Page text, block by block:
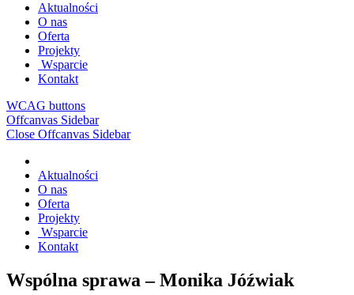
Aktualności
O nas
Oferta
Projekty
Wsparcie
Kontakt
WCAG buttons
Offcanvas Sidebar
Close Offcanvas Sidebar
Aktualności
O nas
Oferta
Projekty
Wsparcie
Kontakt
Wspólna sprawa – Monika Jóźwiak